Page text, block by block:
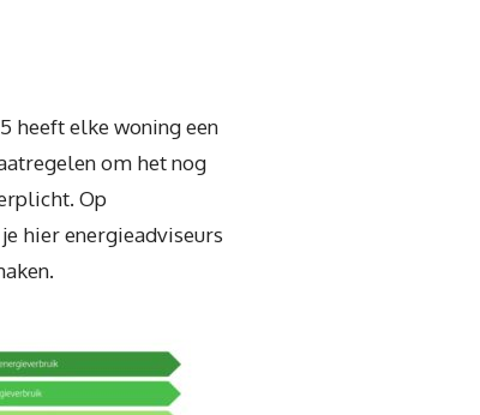
heeft elke woning een
om het nog
Op
hier energieadviseurs